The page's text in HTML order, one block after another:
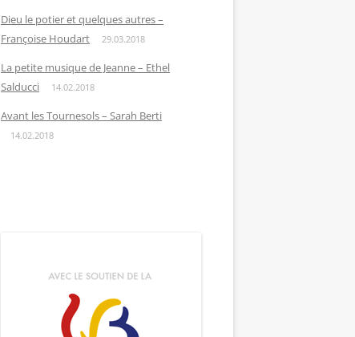
Dieu le potier et quelques autres –
Françoise Houdart
29.03.2018
La petite musique de Jeanne – Ethel
Salducci
14.02.2018
Avant les Tournesols – Sarah Berti
14.02.2018